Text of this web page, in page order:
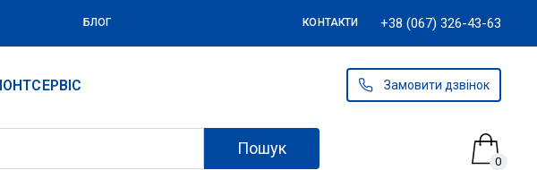
БЛОГ КОНТАКТИ +38 (067) 326-43-63
СЕРВІС Замовити дзвінок
Пошук
0